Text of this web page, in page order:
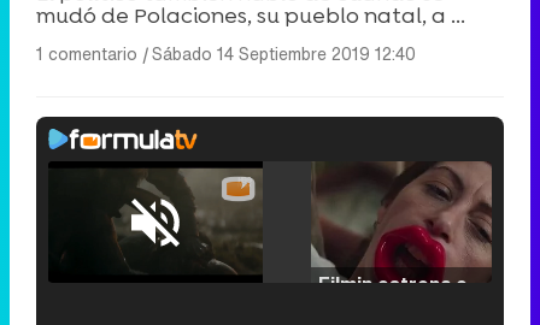
mudó de Polaciones, su pueblo natal, a ...
1 comentario |Sábado 14 Septiembre 2019 12:40
Unmute /
Loaded:
25.30%